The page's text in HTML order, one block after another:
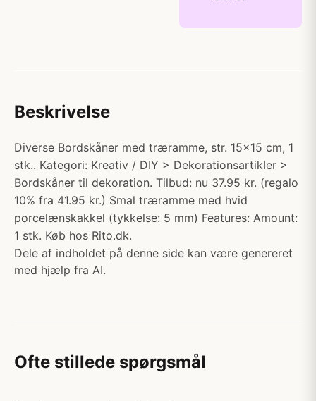
Beskrivelse
Diverse Bordskåner med træramme, str. 15x15 cm, 1
stk.. Kategori: Kreativ / DIY > Dekorationsartikler >
Bordskåner til dekoration. Tilbud: nu 37.95 kr. (regalo
10% fra 41.95 kr.) Smal træramme med hvid
porcelænskakkel (tykkelse: 5 mm) Features: Amount:
1 stk. Køb hos Rito.dk.
Dele af indholdet på denne side kan være genereret
med hjælp fra AI.
Ofte stillede spørgsmål